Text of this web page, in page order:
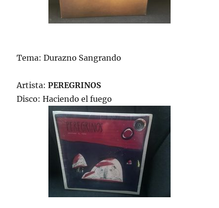
Tema: Durazno Sangrando
Artista:PEREGRINOS
Disco: Haciendo el fuego